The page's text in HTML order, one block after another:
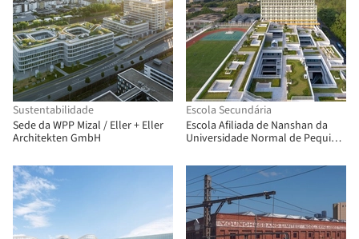
Sustentabilidade
Sede da WPP Mizal / Eller + Eller
Architekten GmbH
Escola Secundária
Escola Afiliada de Nanshan da
Universidade Normal de Pequim